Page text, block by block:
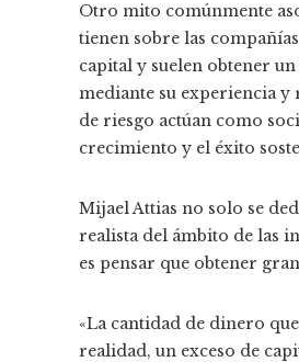
Otro mito comúnmente
tienen sobre las
capital y suelen obtener
mediante su experiencia y
de riesgo actúan como
crecimiento y el éxito
Mijael Attias no solo se
realista del ámbito de las
es pensar que obtener
«La cantidad de dinero
realidad, un exceso de